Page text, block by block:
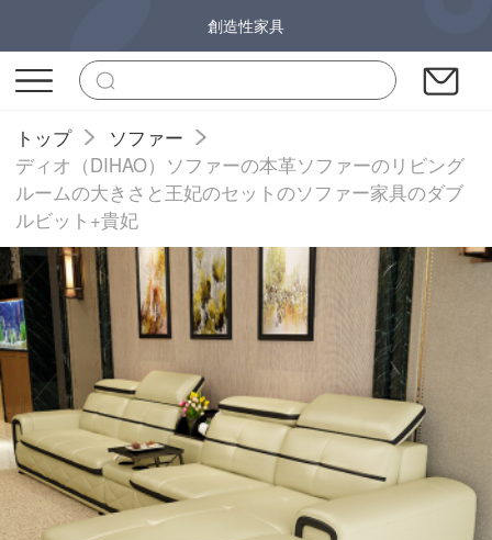
創造性家具
トップ
ソファー
ディオ（DIHAO）ソファーの本革ソファーのリビング
ルームの大きさと王妃のセットのソファー家具のダブ
ルビット+貴妃